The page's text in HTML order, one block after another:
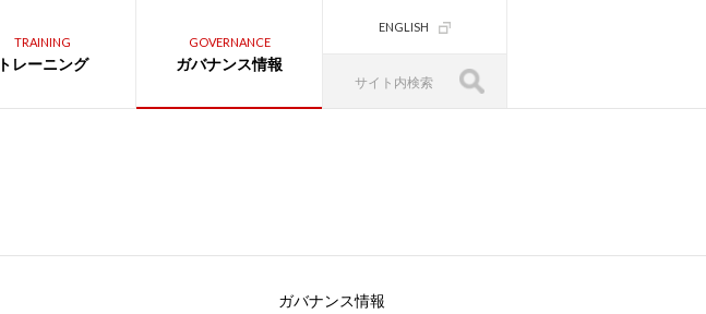
TRAINING
トレーニング
GOVERNANCE
ガバナンス情報
ENGLISH
ガバナンス情報